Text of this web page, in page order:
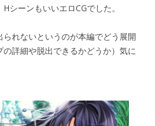
シーンもいいエロCGでした。
れないというのが本編でどう展開
詳細や脱出できるかどうか）気に